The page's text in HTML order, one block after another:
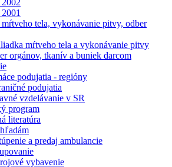
tela, vykonávanie pitvy, odber
mŕtveho tela a vykonávanie pitvy
orgánov, tkanív a buniek darcom
podujatia - regióny
podujatia
vzdelávanie v SR
program
literatúra
a predaj ambulancie
vybavenie